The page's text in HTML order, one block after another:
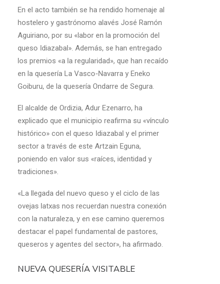
En el acto también se ha rendido homenaje al
hostelero y gastrónomo alavés José Ramón
Aguiriano, por su «labor en la promoción del
queso Idiazabal». Además, se han entregado
los premios «a la regularidad», que han recaído
en la quesería La Vasco-Navarra y Eneko
Goiburu, de la quesería Ondarre de Segura.
El alcalde de Ordizia, Adur Ezenarro, ha
explicado que el municipio reafirma su «vínculo
histórico» con el queso Idiazabal y el primer
sector a través de este Artzain Eguna,
poniendo en valor sus «raíces, identidad y
tradiciones».
«La llegada del nuevo queso y el ciclo de las
ovejas latxas nos recuerdan nuestra conexión
con la naturaleza, y en ese camino queremos
destacar el papel fundamental de pastores,
queseros y agentes del sector», ha afirmado.
NUEVA QUESERÍA VISITABLE